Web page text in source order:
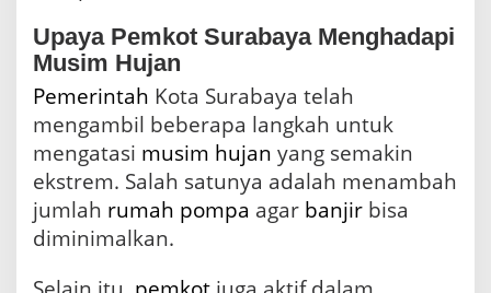
Upaya Pemkot Surabaya Menghadapi
Musim Hujan
Pemerintah Kota Surabaya telah
mengambil beberapa langkah untuk
mengatasi musim hujan yang semakin
ekstrem. Salah satunya adalah menambah
jumlah rumah pompa agar banjir bisa
diminimalkan.